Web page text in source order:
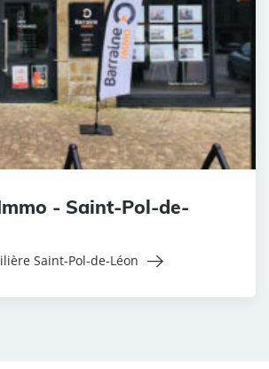
- Saint-Pol-de-
Saint-Pol-de-Léon